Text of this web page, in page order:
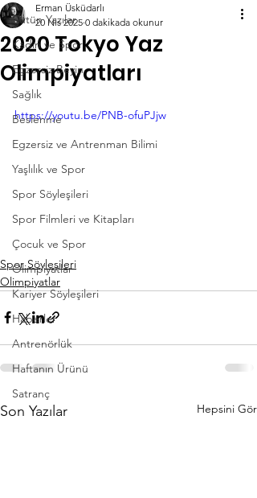
Bütün Yazılar
Kadın ve Spor
Egzersiz Beyin
Sağlık
Beslenme
Egzersiz ve Antrenman Bilimi
Yaşlılık ve Spor
Spor Söyleşileri
Spor Filmleri ve Kitapları
Çocuk ve Spor
Olimpiyatlar
Kariyer Söyleşileri
Haberler
Antrenörlük
Haftanın Ürünü
Satranç
2020 Tokyo Yaz
Olimpiyatları
Erman Üsküdarlı
20 Nis 2025 0 dakikada okunur
https://youtu.be/PNB-ofuPJjw
Spor Söyleşileri
Olimpiyatlar
Son Yazılar Hepsini Gör